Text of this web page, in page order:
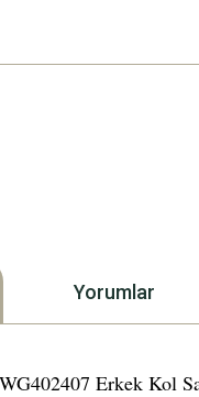
Yorumlar
Erkek Kol